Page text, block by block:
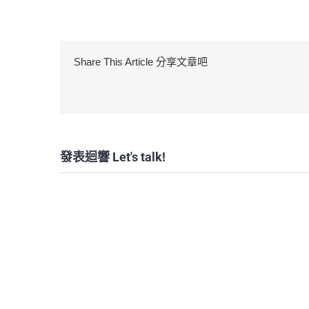
Share This Article 分享文章吧
發表迴響 Let's talk!